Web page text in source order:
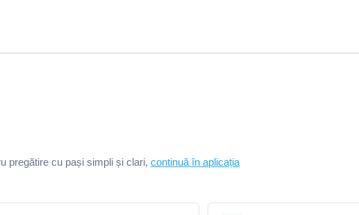
pregătire cu pași simpli și clari, continuă în aplicația